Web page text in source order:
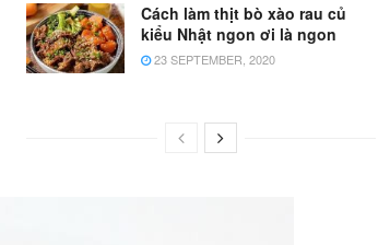
Cách làm thịt bò xào rau củ
kiểu Nhật ngon ơi là ngon
23 SEPTEMBER, 2020